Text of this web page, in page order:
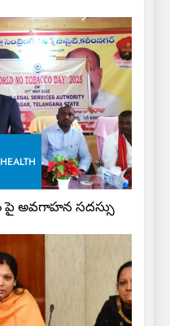
HEALTH
పొగాకు వ్యతిరేక దినోత్సవం పై అవగాహన సదస్సు